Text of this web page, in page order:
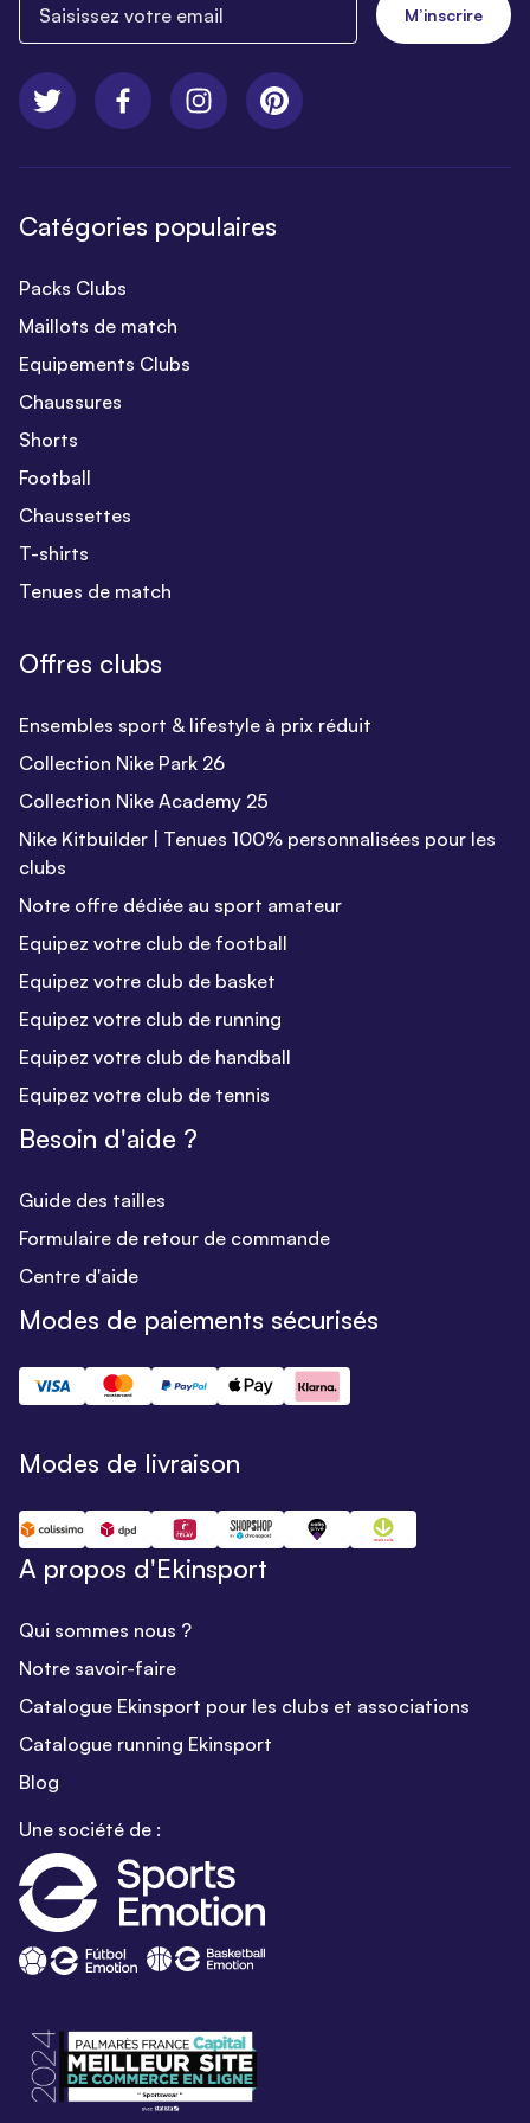
M’inscrire
Catégories populaires
Packs Clubs
Maillots de match
Equipements Clubs
Chaussures
Shorts
Football
Chaussettes
T-shirts
Tenues de match
Offres clubs
Ensembles sport & lifestyle à prix réduit
Collection Nike Park 26
Collection Nike Academy 25
Nike Kitbuilder | Tenues 100% personnalisées pour les
clubs
Notre offre dédiée au sport amateur
Equipez votre club de football
Equipez votre club de basket
Equipez votre club de running
Equipez votre club de handball
Equipez votre club de tennis
Besoin d'aide ?
Guide des tailles
Formulaire de retour de commande
Centre d'aide
Modes de paiements sécurisés
Modes de livraison
A propos d'Ekinsport
Qui sommes nous ?
Notre savoir-faire
Catalogue Ekinsport pour les clubs et associations
Catalogue running Ekinsport
Blog
Une société de :